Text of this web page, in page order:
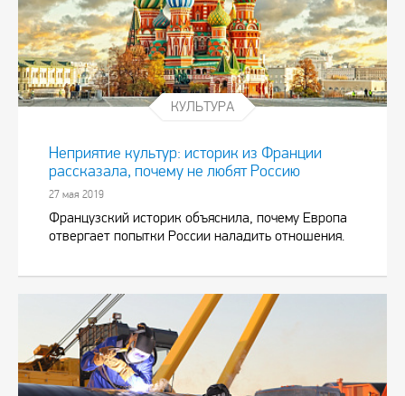
КУЛЬТУРА
Неприятие культур: историк из Франции
рассказала, почему не любят Россию
27 мая 2019
Французский историк объяснила, почему Европа
отвергает попытки России наладить отношения.